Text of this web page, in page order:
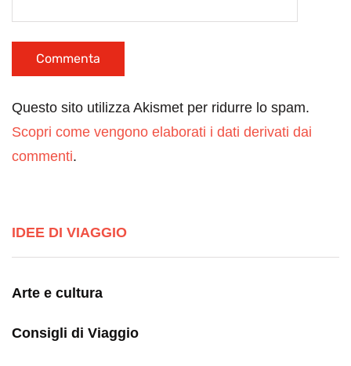
Questo sito utilizza Akismet per ridurre lo spam.
Scopri come vengono elaborati i dati derivati dai
commenti.
IDEE DI VIAGGIO
Arte e cultura
Consigli di Viaggio